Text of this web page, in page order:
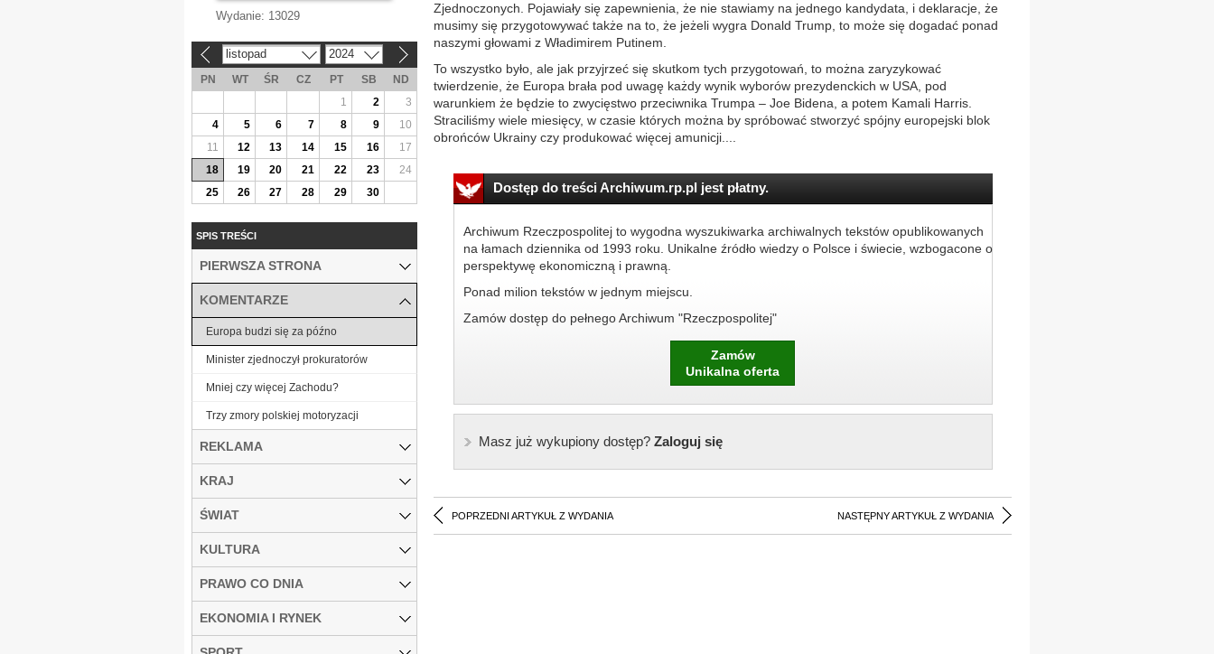
Zjednoczonych. Pojawiały się zapewnienia, że nie stawiamy na jednego kandydata, i deklaracje, że
musimy się przygotowywać także na to, że jeżeli wygra Donald Trump, to może się dogadać ponad
naszymi głowami z Władimirem Putinem.
To wszystko było, ale jak przyjrzeć się skutkom tych przygotowań, to można zaryzykować
twierdzenie, że Europa brała pod uwagę każdy wynik wyborów prezydenckich w USA, pod
warunkiem że będzie to zwycięstwo przeciwnika Trumpa – Joe Bidena, a potem Kamali Harris.
Straciliśmy wiele miesięcy, w czasie których można by spróbować stworzyć spójny europejski blok
obrońców Ukrainy czy produkować więcej amunicji....
Dostęp do treści Archiwum.rp.pl jest płatny.
Archiwum Rzeczpospolitej to wygodna wyszukiwarka archiwalnych tekstów opublikowanych
na łamach dziennika od 1993 roku. Unikalne źródło wiedzy o Polsce i świecie, wzbogacone o
perspektywę ekonomiczną i prawną.
Ponad milion tekstów w jednym miejscu.
Zamów dostęp do pełnego Archiwum "Rzeczpospolitej"
Zamów
Unikalna oferta
Masz już wykupiony dostęp?Zaloguj się
POPRZEDNI ARTYKUŁ Z WYDANIA NASTĘPNY ARTYKUŁ Z WYDANIA
Wydanie: 13029
listopad 2024
PN WT ŚR CZ PT SB
ND
1
2
3
4
5 6 7 8 9
10
11
12 13 14 15 16
17
18
19 20 21 22 23
24
25
26 27 28 29 30
SPIS TREŚCI
PIERWSZA STRONA
KOMENTARZE
Europa budzi się za późno
Minister zjednoczył prokuratorów
Mniej czy więcej Zachodu?
Trzy zmory polskiej motoryzacji
REKLAMA
KRAJ
ŚWIAT
KULTURA
PRAWO CO DNIA
EKONOMIA I RYNEK